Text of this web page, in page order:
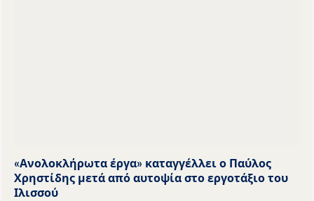
«Ανολοκλήρωτα έργα» καταγγέλλει ο Παύλος
Χρηστίδης μετά από αυτοψία στο εργοτάξιο του
Ιλισσού